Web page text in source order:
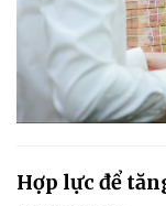
Hợp lực để